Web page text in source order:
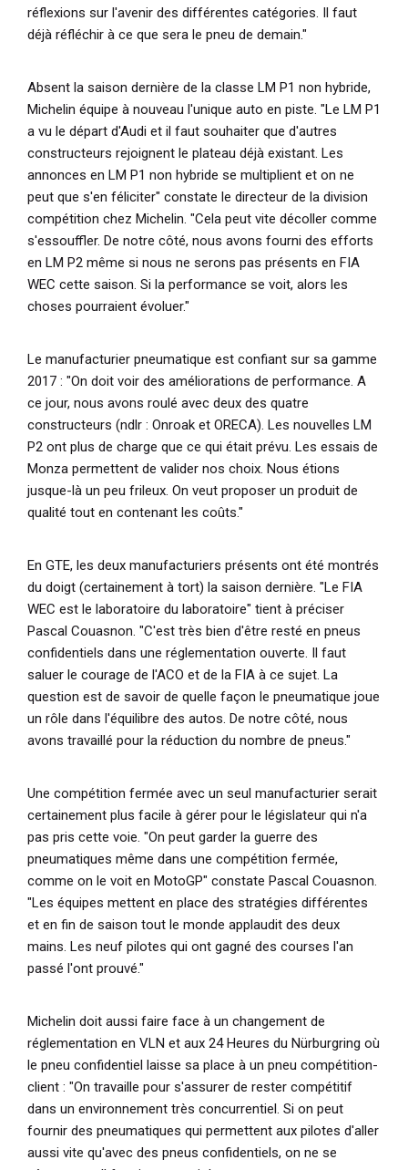
réflexions sur l'avenir des différentes catégories. Il faut
déjà réfléchir à ce que sera le pneu de demain."
Absent la saison dernière de la classe LM P1 non hybride,
Michelin équipe à nouveau l'unique auto en piste. "Le LM P1
a vu le départ d'Audi et il faut souhaiter que d'autres
constructeurs rejoignent le plateau déjà existant. Les
annonces en LM P1 non hybride se multiplient et on ne
peut que s'en féliciter" constate le directeur de la division
compétition chez Michelin. "Cela peut vite décoller comme
s'essouffler. De notre côté, nous avons fourni des efforts
en LM P2 même si nous ne serons pas présents en FIA
WEC cette saison. Si la performance se voit, alors les
choses pourraient évoluer."
Le manufacturier pneumatique est confiant sur sa gamme
2017 : "On doit voir des améliorations de performance. A
ce jour, nous avons roulé avec deux des quatre
constructeurs (ndlr : Onroak et ORECA). Les nouvelles LM
P2 ont plus de charge que ce qui était prévu. Les essais de
Monza permettent de valider nos choix. Nous étions
jusque-là un peu frileux. On veut proposer un produit de
qualité tout en contenant les coûts."
En GTE, les deux manufacturiers présents ont été montrés
du doigt (certainement à tort) la saison dernière. "Le FIA
WEC est le laboratoire du laboratoire" tient à préciser
Pascal Couasnon. "C'est très bien d'être resté en pneus
confidentiels dans une réglementation ouverte. Il faut
saluer le courage de l'ACO et de la FIA à ce sujet. La
question est de savoir de quelle façon le pneumatique joue
un rôle dans l'équilibre des autos. De notre côté, nous
avons travaillé pour la réduction du nombre de pneus."
Une compétition fermée avec un seul manufacturier serait
certainement plus facile à gérer pour le législateur qui n'a
pas pris cette voie. "On peut garder la guerre des
pneumatiques même dans une compétition fermée,
comme on le voit en MotoGP" constate Pascal Couasnon.
"Les équipes mettent en place des stratégies différentes
et en fin de saison tout le monde applaudit des deux
mains. Les neuf pilotes qui ont gagné des courses l'an
passé l'ont prouvé."
Michelin doit aussi faire face à un changement de
réglementation en VLN et aux 24 Heures du Nürburgring où
le pneu confidentiel laisse sa place à un pneu compétition-
client : "On travaille pour s'assurer de rester compétitif
dans un environnement très concurrentiel. Si on peut
fournir des pneumatiques qui permettent aux pilotes d'aller
aussi vite qu'avec des pneus confidentiels, on ne se